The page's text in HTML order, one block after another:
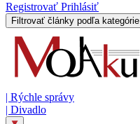
Registrovať Prihlásiť
Filtrovať články podľa kategórie
| Rýchle správy
| Divadlo